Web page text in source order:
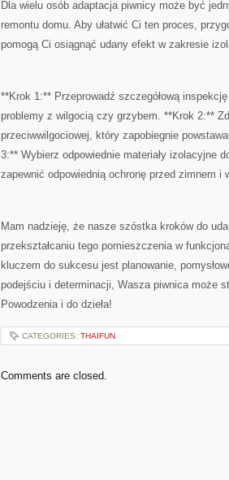
Dla wielu osób adaptacja ⁢piwnicy​ może być
remontu domu. Aby ułatwić​ Ci ten proces,
‍pomogą Ci osiągnąć udany efekt w zakresie⁢
**Krok 1:** Przeprowadź szczegółową
problemy ⁣z wilgocią⁢ czy grzybem. **Krok 2:**
przeciwwilgociowej, który zapobiegnie
3:**‌ Wybierz odpowiednie materiały izolacyjne
zapewnić​ odpowiednią ochronę przed zimnem i
Mam nadzieję, że nasze ⁢szóstka kroków⁣ do
przekształcaniu tego pomieszczenia ⁢w
kluczem do sukcesu jest planowanie,⁢
⁢podejściu i determinacji, Wasza piwnica może
Powodzenia i ⁣do dzieła!
CATEGORIES: THAIFUN
Comments are closed.